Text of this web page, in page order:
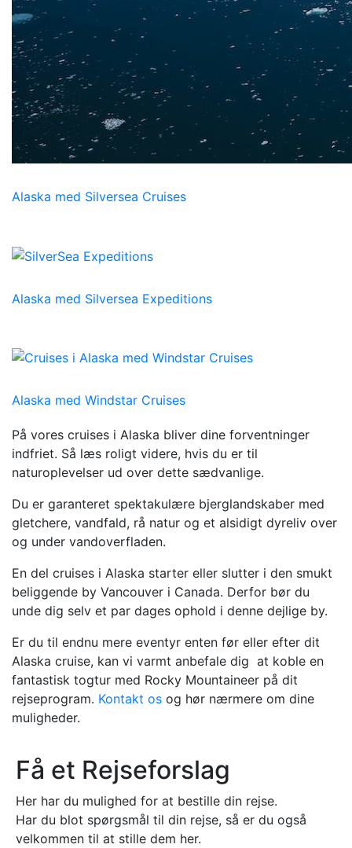
Alaska med Silversea Cruises
Alaska med Silversea Expeditions
Alaska med Windstar Cruises
På vores cruises i Alaska bliver dine forventninger
indfriet. Så læs roligt videre, hvis du er til
naturoplevelser ud over dette sædvanlige.
Du er garanteret spektakulære bjerglandskaber med
gletchere, vandfald, rå natur og et alsidigt dyreliv over
og under vandoverfladen.
En del cruises i Alaska starter eller slutter i den smukt
beliggende by Vancouver i Canada. Derfor bør du
unde dig selv et par dages ophold i denne dejlige by.
Er du til endnu mere eventyr enten før eller efter dit
Alaska cruise, kan vi varmt anbefale dig at koble en
fantastisk togtur med Rocky Mountaineer på dit
rejseprogram. Kontakt os og hør nærmere om dine
muligheder.
Få et Rejseforslag
Her har du mulighed for at bestille din rejse.
Har du blot spørgsmål til din rejse, så er du også
velkommen til at stille dem her.